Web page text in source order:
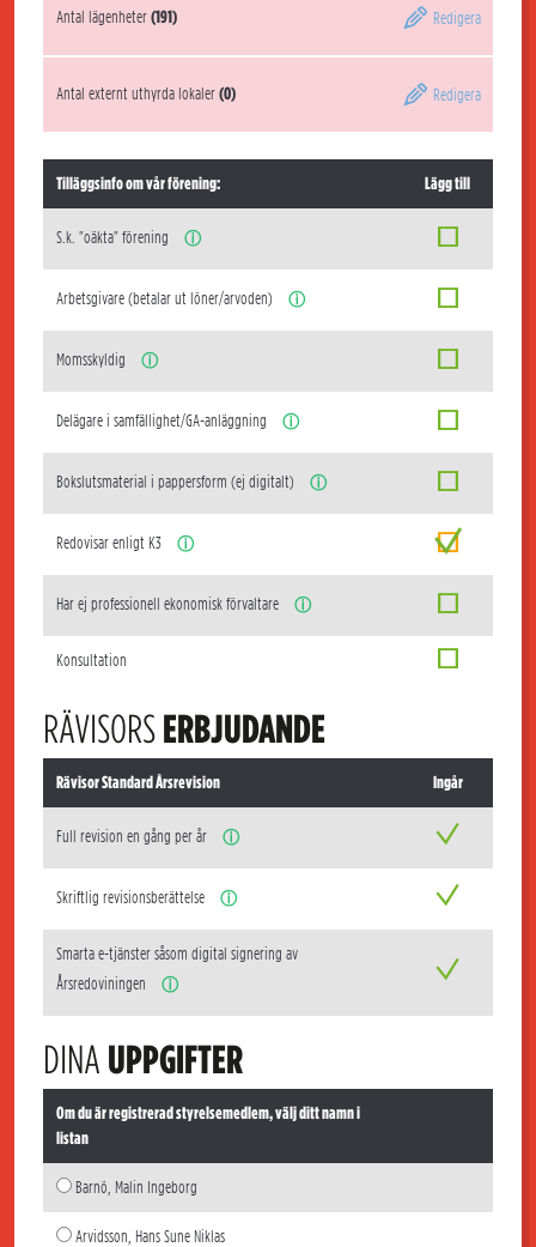
Antal lägenheter(191) Redigera
Antal externt uthyrda lokaler(0) Redigera
Tilläggsinfo om vår förening: Lägg till
S.k. "oäkta" förening ⓘ
Arbetsgivare (betalar ut löner/arvoden) ⓘ
Momsskyldig ⓘ
Delägare i samfällighet/GA-anläggning ⓘ
Bokslutsmaterial i pappersform (ej digitalt) ⓘ
Redovisar enligt K3 ⓘ
Har ej professionell ekonomisk förvaltare ⓘ
Konsultation
RÄVISORSERBJUDANDE
Rävisor Standard Årsrevision Ingår
Full revision en gång per år ⓘ
Skriftlig revisionsberättelse ⓘ
Smarta e-tjänster såsom digital signering av
Årsredoviningen
ⓘ
DINA UPPGIFTER
Om du är registrerad styrelsemedlem, välj ditt namn i
listan
Barnö, Malin Ingeborg
Arvidsson, Hans Sune Niklas